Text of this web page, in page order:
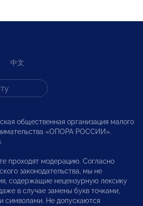
中文
общественная организация малого
«ОПОРА РОССИИ».
проходят модерацию. Согласно
законодательства, мы не
содержащие нецензурную лексику
в случае замены букв точками,
символами. Не допускаются